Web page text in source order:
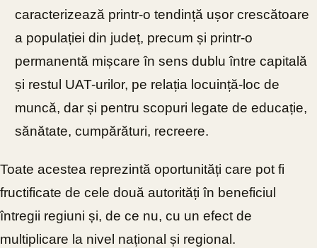
caracterizează printr-o tendință ușor crescătoare
a populației din județ, precum și printr-o
permanentă mișcare în sens dublu între capitală
și restul UAT-urilor, pe relația locuință-loc de
muncă, dar și pentru scopuri legate de educație,
sănătate, cumpărături, recreere.
Toate acestea reprezintă oportunități care pot fi
fructificate de cele două autorități în beneficiul
întregii regiuni și, de ce nu, cu un efect de
multiplicare la nivel național și regional.